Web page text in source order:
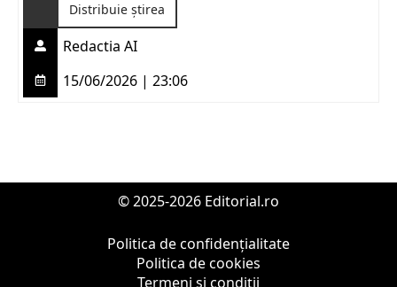
Distribuie știrea
Redactia AI
15/06/2026 | 23:06
© 2025-2026 Editorial.ro
Politica de confidențialitate
Politica de cookies
Termeni și condiții